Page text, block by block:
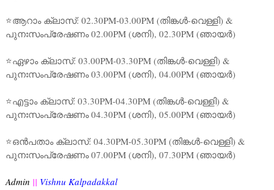
⭐ആറാം ക്ലാസ്: 02.30PM-03.00PM (തിങ്കൾ-വെള്ളി) &
പുനഃസംപ്രേഷണം 02.00PM (ശനി), 02.30PM (ഞായർ)
⭐ഏഴാം ക്ലാസ്: 03.00PM-03.30PM (തിങ്കൾ-വെള്ളി) &
പുനഃസംപ്രേഷണം 03.00PM (ശനി), 04.00PM (ഞായർ)
⭐എട്ടാം ക്ലാസ്: 03.30PM-04.30PM (തിങ്കൾ-വെള്ളി) &
പുനഃസംപ്രേഷണം 04.30PM (ശനി), 05.00PM (ഞായർ)
⭐ഒൻപതാം ക്ലാസ്: 04.30PM-05.30PM (തിങ്കൾ-വെള്ളി) &
പുനഃസംപ്രേഷണം 07.00PM (ശനി), 07.30PM (ഞായർ)
Admin || Vishnu Kalpadakkal